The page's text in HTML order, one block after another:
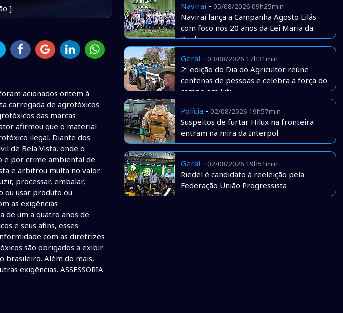
]
acionados ontem à
carregada de agrotóxicos
das marcas
afirmou que o material
ilegal. Diante dos
de Bela Vista, onde o
e por crime ambiental de
e arbitrou multa no valor
processar, embalar,
ou usar produto ou
as exigências
de um a quatro anos de
e seus afins, esses
com as diretrizes
são obrigados a exibir
brasileiro. Além do mais,
exigências. ASSESSORIA
Naviraí- 05/08/2026 09h25min
Naviraí lança a Campanha Agosto Lilás
com foco nos 20 anos da Lei Maria da
Penha
Geral - 03/08/2026 17h31min
2ª edição do Dia do Agricultor reúne
centenas de pessoas e celebra a força do
campo em Juti
Polícia - 02/08/2026 19h57min
Suspeitos de furtar Hilux na fronteira
entram na mira da Interpol
Geral - 02/08/2026 19h51min
Riedel é candidato à reeleição pela
Federação União Progressista